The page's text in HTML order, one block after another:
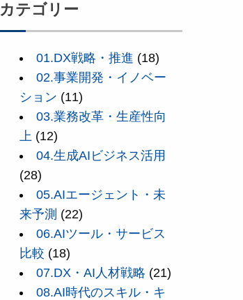
カテゴリー
01.DX戦略・推進 (18)
02.事業開発・イノベー
ション (11)
03.業務改革・生産性向
上 (12)
04.生成AIビジネス活用
(28)
05.AIエージェント・未
来予測 (22)
06.AIツール・サービス
比較 (18)
07.DX・AI人材戦略 (21)
08.AI時代のスキル・キ